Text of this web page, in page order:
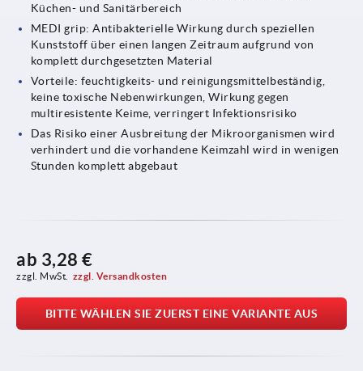
Küchen- und Sanitärbereich
MEDI grip: Antibakterielle Wirkung durch speziellen
Kunststoff über einen langen Zeitraum aufgrund von
komplett durchgesetzten Material
Vorteile: feuchtigkeits- und reinigungsmittelbeständig,
keine toxische Nebenwirkungen, Wirkung gegen
multiresistente Keime, verringert Infektionsrisiko
Das Risiko einer Ausbreitung der Mikroorganismen wird
verhindert und die vorhandene Keimzahl wird in wenigen
Stunden komplett abgebaut
ab 3,28 €
zzgl. MwSt. zzgl. Versandkosten
BITTE WÄHLEN SIE ZUERST EINE VARIANTE AUS